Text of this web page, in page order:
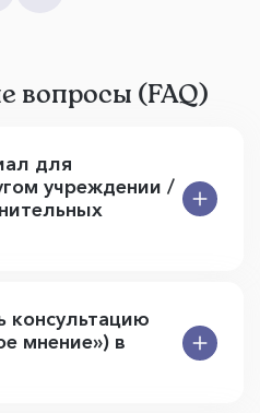
вопросы (FAQ)
для
учреждении /
консультацию
мнение») в